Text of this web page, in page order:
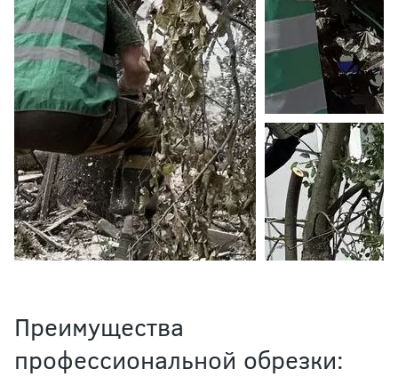
Преимущества
профессиональной обрезки: